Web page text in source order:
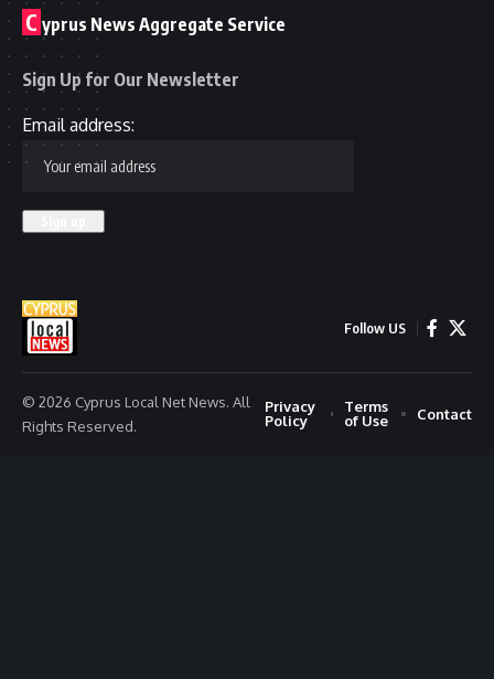
C yprus News Aggregate Service
Sign Up for Our Newsletter
Email address:
Follow US
© 2026 Cyprus Local Net News. All
Rights Reserved.
Privacy
Policy
Terms
of Use
Contact